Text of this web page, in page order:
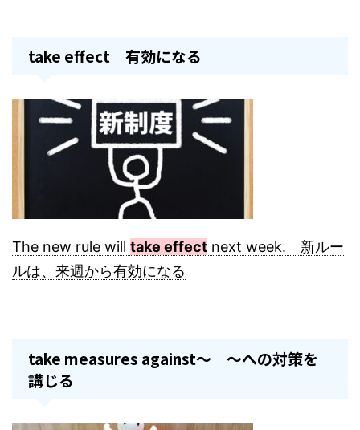
take effect 有効になる
The new rule will take effect next week. 新ルー
ルは、来週から有効になる
take measures against～ ～への対策を
講じる